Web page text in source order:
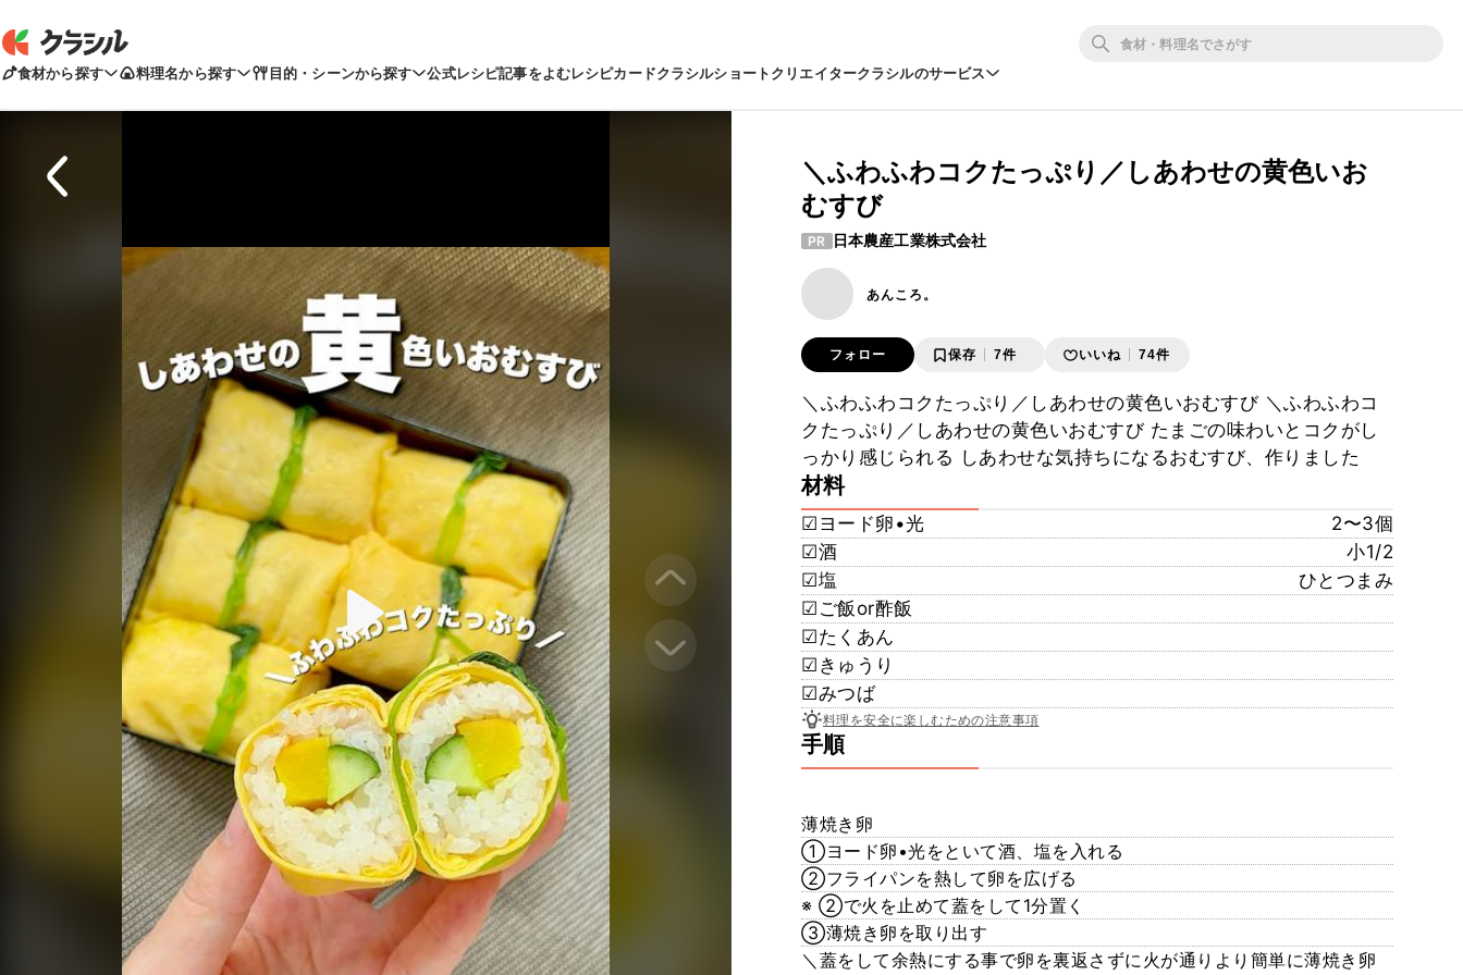
食材から探す 料理名から探す 目的・シーンから探す 公式レシピ記事をよむレシピカードクラシルショートクリエイタークラシルのサービス
＼ふわふわコクたっぷり／しあわせの黄色いお
むすび
PR 日本農産工業株式会社
あんころ。
フォロー 保存 7件 いいね 74件
＼ふわふわコクたっぷり／しあわせの黄色いおむすび ＼ふわふわコ
クたっぷり／しあわせの黄色いおむすび たまごの味わいとコクがし
っかり感じられる しあわせな気持ちになるおむすび、作りました
材料
☑︎ヨード卵•光
2〜3個
☑︎酒
小1/2
☑︎塩
ひとつまみ
☑︎ご飯or酢飯
☑︎たくあん
☑︎きゅうり
☑︎みつば
料理を安全に楽しむための注意事項
手順
薄焼き卵
①ヨード卵•光をといて酒、塩を入れる
②フライパンを熱して卵を広げる
※ ②で火を止めて蓋をして1分置く
③薄焼き卵を取り出す
＼蓋をして余熱にする事で卵を裏返さずに火が通りより簡単に薄焼き卵